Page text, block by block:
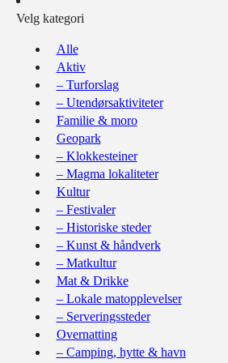
Velg kategori
Alle
Aktiv
– Turforslag
– Utendørsaktiviteter
Familie & moro
Geopark
– Klokkesteiner
– Magma lokaliteter
Kultur
– Festivaler
– Historiske steder
– Kunst & håndverk
– Matkultur
Mat & Drikke
– Lokale matopplevelser
– Serveringssteder
Overnatting
– Camping, hytte & havn